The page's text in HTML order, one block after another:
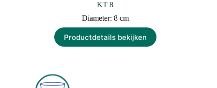
KT 8
Diameter: 8 cm
Productdetails bekijken